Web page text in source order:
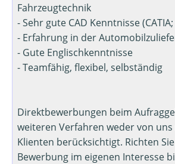
Fahrzeugtechnik
- Sehr gute CAD Kenntnisse (CATIA;
- Erfahrung in der
- Gute Englischkenntnisse
- Teamfähig, flexibel, selbständig
Direktbewerbungen beim
weiteren Verfahren weder von
Klienten berücksichtigt. Richten
Bewerbung im eigenen Interesse